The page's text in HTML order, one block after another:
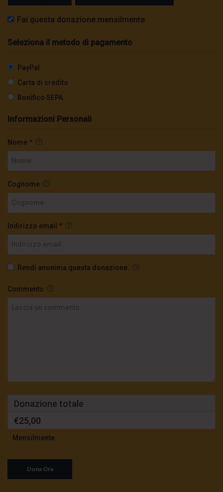
Fai questa donazione mensilmente
Seleziona il metodo di pagamento
PayPal
Carta di credito
Bonifico SEPA
Informazioni Personali
Nome *
Cognome
Indirizzo email *
Rendi anonima questa donazione.
Commento
Donazione totale
€25,00
Mensilmente